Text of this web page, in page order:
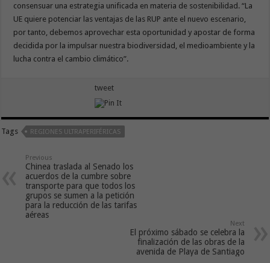
consensuar una estrategia unificada en materia de sostenibilidad. “La
UE quiere potenciar las ventajas de las RUP ante el nuevo escenario,
por tanto, debemos aprovechar esta oportunidad y apostar de forma
decidida por la impulsar nuestra biodiversidad, el medioambiente y la
lucha contra el cambio climático”.
tweet
Tags REGIONES ULTRAPERIFÉRICAS
Previous
Chinea traslada al Senado los
acuerdos de la cumbre sobre
transporte para que todos los
grupos se sumen a la petición
para la reducción de las tarifas
aéreas
Next
El próximo sábado se celebra la
finalización de las obras de la
avenida de Playa de Santiago